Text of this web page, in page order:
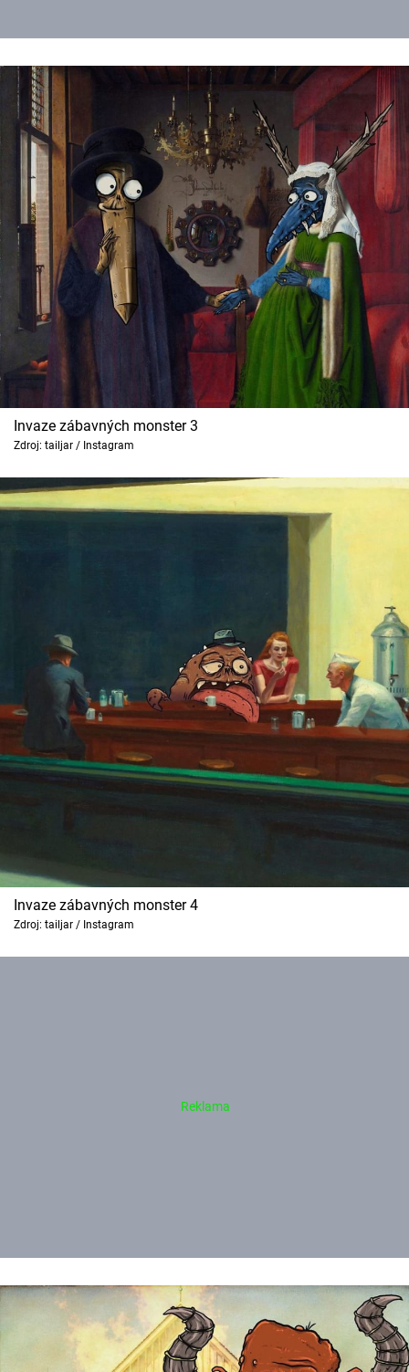
Invaze zábavných monster 3
Zdroj: tailjar / Instagram
Invaze zábavných monster 4
Zdroj: tailjar / Instagram